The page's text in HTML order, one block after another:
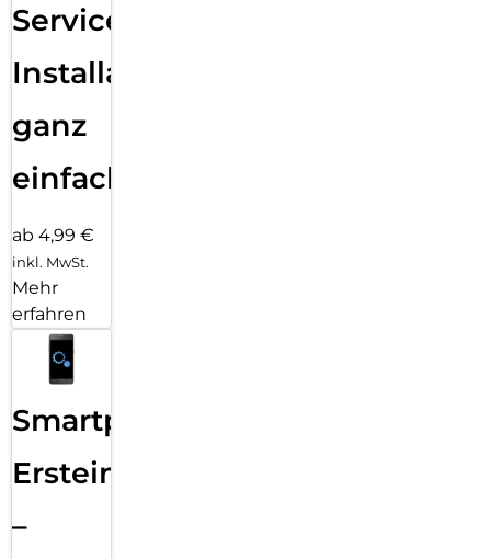
Services
Installation
ganz
einfach
ab 4,99 €
inkl. MwSt.
Mehr
erfahren
Smartphone
Ersteinrichtung
–